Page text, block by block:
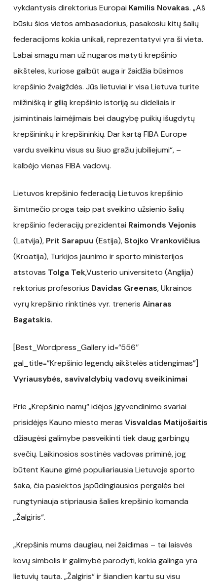
vykdantysis direktorius Europai Kamilis Novakas. „Aš
būsiu šios vietos ambasadorius, pasakosiu kitų šalių
federacijoms kokia unikali, reprezentatyvi yra ši vieta.
Labai smagu man už nugaros matyti krepšinio
aikšteles, kuriose galbūt auga ir žaidžia būsimos
krepšinio žvaigždės. Jūs lietuviai ir visa Lietuva turite
milžinišką ir gilią krepšinio istoriją su dideliais ir
įsimintinais laimėjimais bei daugybę puikių išugdytų
krepšininkų ir krepšininkių. Dar kartą FIBA Europe
vardu sveikinu visus su šiuo gražiu jubiliejumi“, –
kalbėjo vienas FIBA vadovų.
Lietuvos krepšinio federaciją Lietuvos krepšinio
šimtmečio proga taip pat sveikino užsienio šalių
krepšinio federacijų prezidentai Raimonds Vejonis
(Latvija), Prit Sarapuu (Estija),Stojko Vrankovičius
(Kroatija), Turkijos jaunimo ir sporto ministerijos
atstovas Tolga Tek,Vusterio universiteto (Anglija)
rektorius profesorius Davidas Greenas, Ukrainos
vyrų krepšinio rinktinės vyr. treneris Ainaras
Bagatskis.
[Best_Wordpress_Gallery id=”556″
gal_title=”Krepšinio legendų aikštelės atidengimas”]
Vyriausybės, savivaldybių vadovų sveikinimai
Prie „Krepšinio namų“ idėjos įgyvendinimo svariai
prisidėjęs Kauno miesto meras Visvaldas Matijošaitis
džiaugėsi galimybe pasveikinti tiek daug garbingų
svečių. Laikinosios sostinės vadovas priminė, jog
būtent Kaune gimė populiariausia Lietuvoje sporto
šaka, čia pasiektos įspūdingiausios pergalės bei
rungtyniauja stipriausia šalies krepšinio komanda
„Žalgiris“.
„Krepšinis mums daugiau, nei žaidimas – tai laisvės
kovų simbolis ir galimybė parodyti, kokia galinga yra
lietuvių tauta. „Žalgiris“ ir šiandien kartu su visu